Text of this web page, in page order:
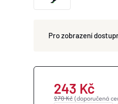
270 Kč (doporučená
243 Kč